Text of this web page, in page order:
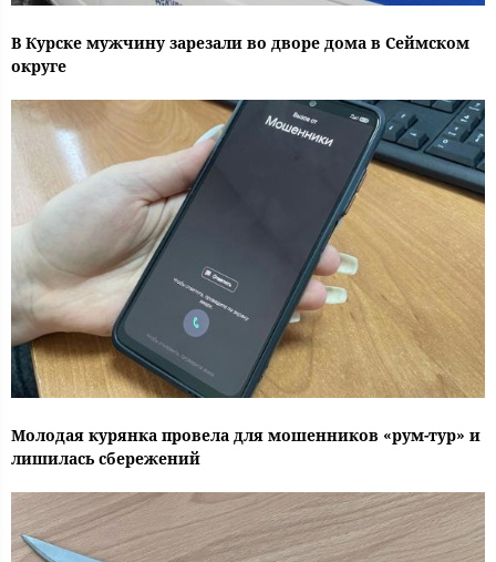
В Курске мужчину зарезали во дворе дома в Сеймском
округе
Молодая курянка провела для мошенников «рум-тур» и
лишилась сбережений